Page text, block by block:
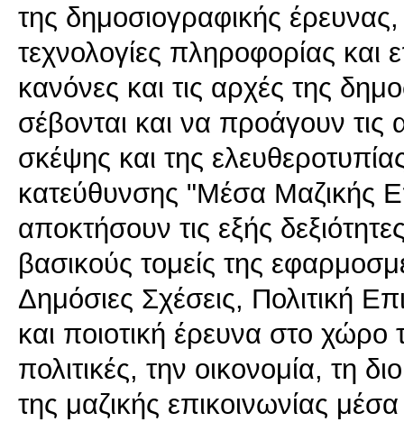
της δημοσιογραφικής
τεχνολογίες πληροφορίας και
κανόνες και τις αρχές της
σέβονται και να προάγουν τις
σκέψης και της
κατεύθυνσης "Μέσα Μαζικής
αποκτήσουν τις εξής
βασικούς τομείς της
Δημόσιες Σχέσεις, Πολιτική
και ποιοτική έρευνα στο
πολιτικές, την οικονομία, τη
της μαζικής επικοινωνίας